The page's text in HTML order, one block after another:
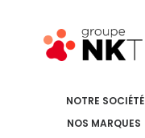
NOTRE SOCIÉTÉ
NOS MARQUES